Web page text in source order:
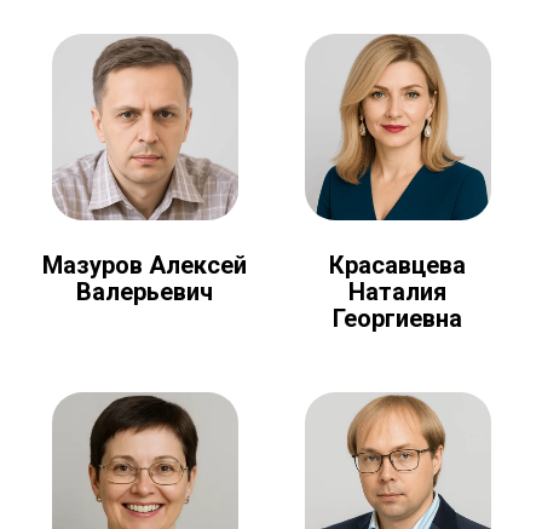
Мазуров Алексей
Валерьевич
Красавцева
Наталия
Георгиевна